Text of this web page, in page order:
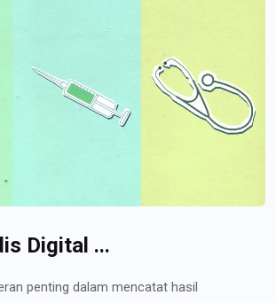
Digital ...
penting dalam mencatat hasil